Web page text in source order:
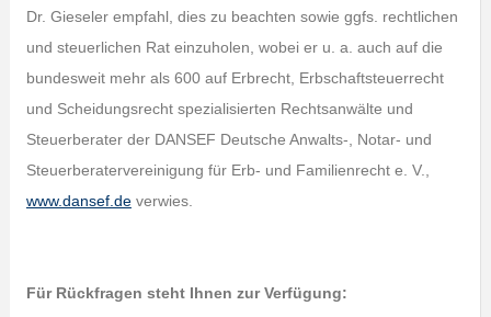
Dr. Gieseler empfahl, dies zu beachten sowie ggfs. rechtlichen
und steuerlichen Rat einzuholen, wobei er u. a. auch auf die
bundesweit mehr als 600 auf Erbrecht, Erbschaftsteuerrecht
und Scheidungsrecht spezialisierten Rechtsanwälte und
Steuerberater der DANSEF Deutsche Anwalts-, Notar- und
Steuerberatervereinigung für Erb- und Familienrecht e. V.,
www.dansef.deverwies.
Für Rückfragen steht Ihnen zur Verfügung: